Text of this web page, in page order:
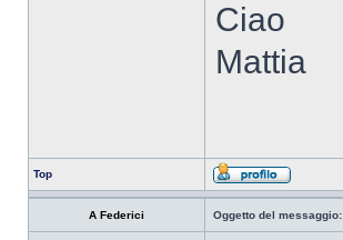
Ciao
Mattia
Top
A Federici Oggetto del messaggio: